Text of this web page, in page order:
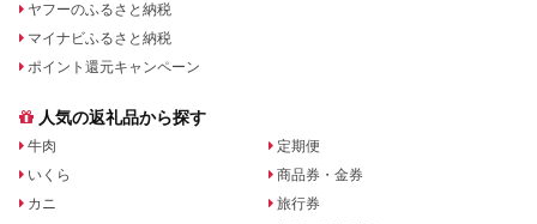
ヤフーのふるさと納税
マイナビふるさと納税
ポイント還元キャンペーン
人気の返礼品から探す
牛肉
いくら
カニ
定期便
商品券・金券
旅行券